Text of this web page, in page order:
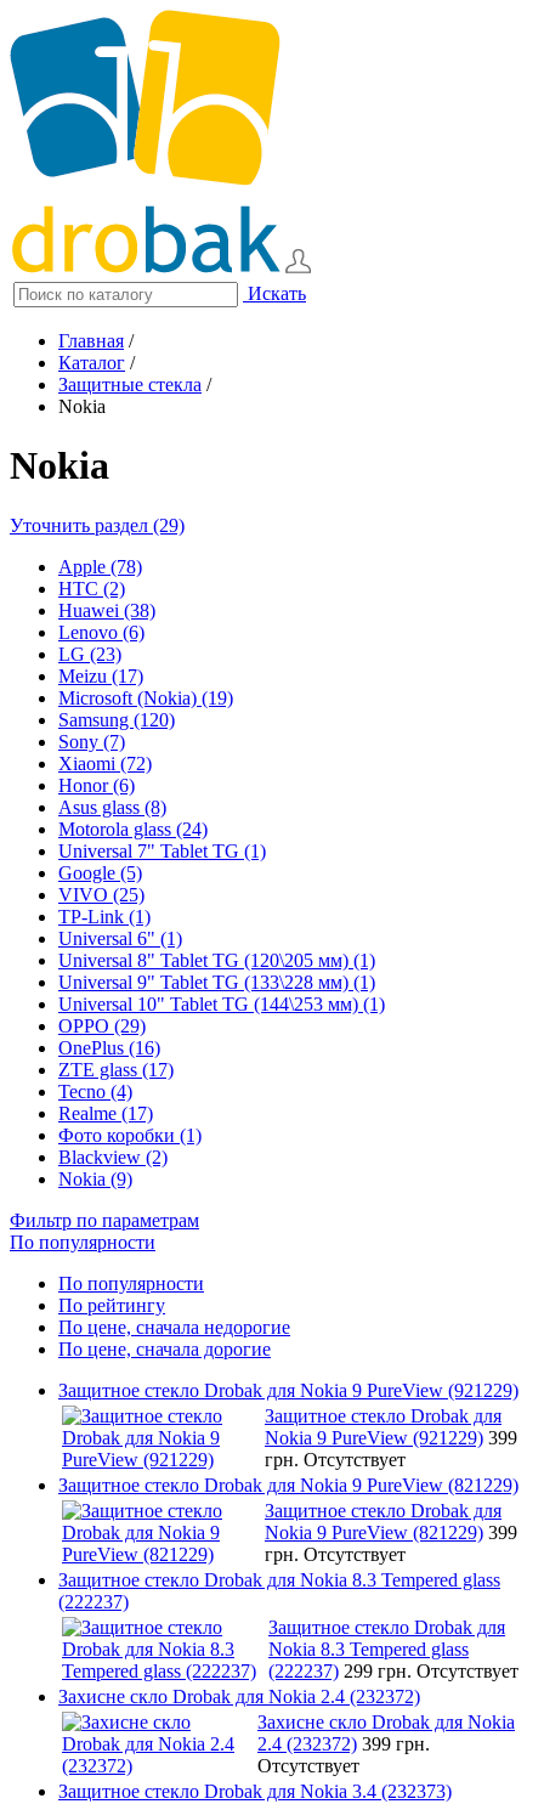
Искать
Главная /
Каталог /
Защитные стекла /
Nokia
Nokia
Уточнить раздел (29)
Apple (78)
HTC (2)
Huawei (38)
Lenovo (6)
LG (23)
Meizu (17)
Microsoft (Nokia) (19)
Samsung (120)
Sony (7)
Xiaomi (72)
Honor (6)
Asus glass (8)
Motorola glass (24)
Universal 7" Tablet TG (1)
Google (5)
VIVO (25)
TP-Link (1)
Universal 6" (1)
Universal 8" Tablet TG (120\205 мм) (1)
Universal 9" Tablet TG (133\228 мм) (1)
Universal 10" Tablet TG (144\253 мм) (1)
OPPO (29)
OnePlus (16)
ZTE glass (17)
Tecno (4)
Realme (17)
Фото коробки (1)
Blackview (2)
Nokia (9)
Фильтр по параметрам
По популярности
По популярности
По рейтингу
По цене, сначала недорогие
По цене, сначала дорогие
Защитное стекло Drobak для Nokia 9 PureView (921229)
Защитное стекло Drobak для
Nokia 9 PureView (921229) 399
грн. Отсутствует
Защитное стекло Drobak для Nokia 9 PureView (821229)
Защитное стекло Drobak для
Nokia 9 PureView (821229) 399
грн. Отсутствует
Защитное стекло Drobak для Nokia 8.3 Tempered glass
(222237)
Защитное стекло Drobak для
Nokia 8.3 Tempered glass
(222237) 299 грн. Отсутствует
Захисне скло Drobak для Nokia 2.4 (232372)
Захисне скло Drobak для Nokia
2.4 (232372) 399 грн.
Отсутствует
Защитное стекло Drobak для Nokia 3.4 (232373)